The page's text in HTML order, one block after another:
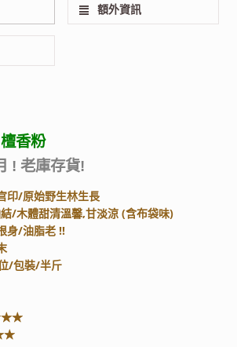
額外資訊
香粉
! 老庫存貨!
印/原始野生林生長
/木體甜清溫馨,甘淡涼 (含布袋味)
身/油脂老 !!
/包裝/半斤